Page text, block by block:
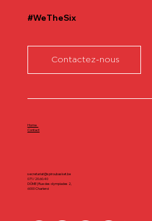
#WeTheSix
Contactez-nous
secretariat@spiroubasket.be
071/20.60.40
DÔME | Rue des olympiades 2,
6000 Charleroi
Home
Contact